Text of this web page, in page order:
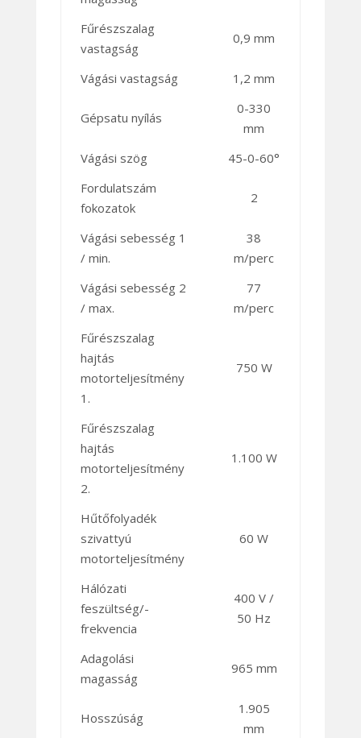
Fűrészszalag
vastagság
0,9 mm
Vágási vastagság 1,2 mm
Gépsatu nyílás
0-330
mm
Vágási szög
45-0-60°
Fordulatszám
fokozatok
2
Vágási sebesség 1
/ min.
38
m/perc
Vágási sebesség 2
/ max.
77
m/perc
Fűrészszalag
hajtás
motorteljesítmény
1.
750 W
Fűrészszalag
hajtás
motorteljesítmény
2.
1.100 W
Hűtőfolyadék
szivattyú
motorteljesítmény
60 W
Hálózati
feszültség/-
frekvencia
400 V /
50 Hz
Adagolási
magasság
965 mm
Hosszúság
1.905
mm